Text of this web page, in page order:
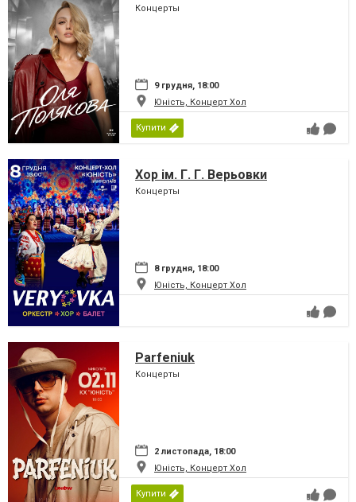
Концерты
9 грудня, 18:00
Юність, Концерт Хол
Купити
Хор ім. Г. Г. Верьовки
Концерты
8 грудня, 18:00
Юність, Концерт Хол
Parfeniuk
Концерты
2 листопада, 18:00
Юність, Концерт Хол
Купити